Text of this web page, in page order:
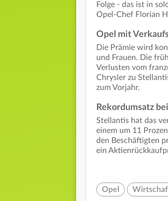
Folge - das ist in
Opel-Chef Florian
Opel mit
Die Prämie wird
und Frauen. Die
Verlusten vom
Chrysler zu
zum Vorjahr.
Rekordumsatz
Stellantis hat das
einem um 11
den Beschäftigten
ein
Opel